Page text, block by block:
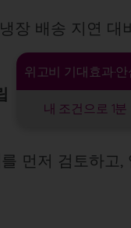
장 배송 지연 대
→ 평소엔 동네/
를 먼저 검토하고,
내 조건으로 1